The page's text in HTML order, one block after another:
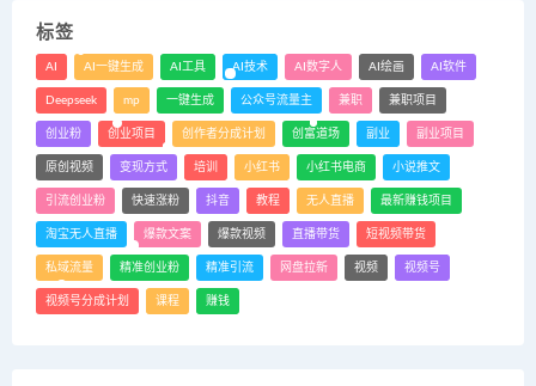
标签
AI AI一键生成 AI工具 AI技术 AI数字人 AI绘画 AI软件
Deepseek mp 一键生成 公众号流量主 兼职 兼职项目
创业粉 创业项目 创作者分成计划 创富道场 副业 副业项目
原创视频 变现方式 培训 小红书 小红书电商 小说推文
引流创业粉 快速涨粉 抖音 教程 无人直播 最新赚钱项目
淘宝无人直播 爆款文案 爆款视频 直播带货 短视频带货
私域流量 精准创业粉 精准引流 网盘拉新 视频 视频号
视频号分成计划 课程 赚钱